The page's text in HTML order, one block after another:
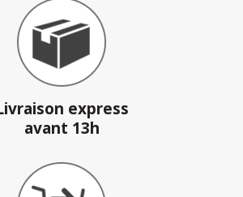
express
avant 13h